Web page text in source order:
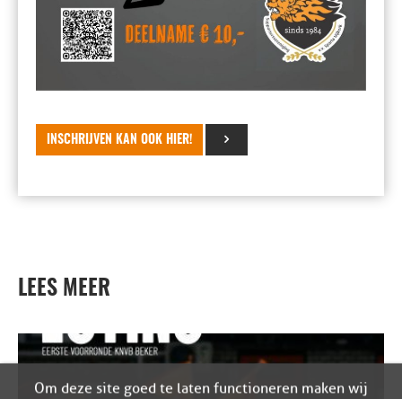
INSCHRIJVEN KAN OOK HIER!
LEES MEER
Om deze site goed te laten functioneren maken wij